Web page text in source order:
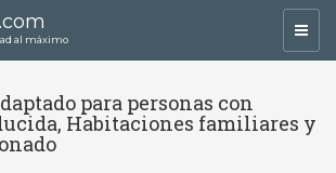
al máximo
para personas con
Habitaciones familiares y